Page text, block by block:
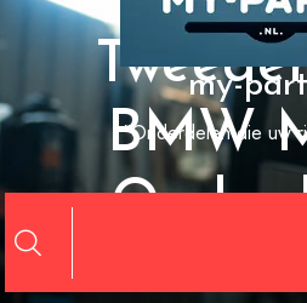
my-
"Onderdelen die uw
BMW